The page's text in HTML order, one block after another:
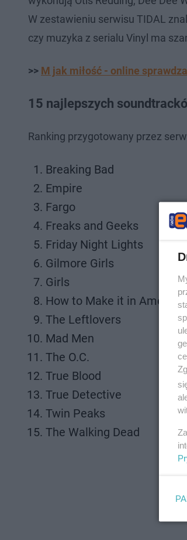
W zestawieniu serwisu TIDAL
czy muzyka z serialu Vinyl ma
>> M jak miłość - online
15 najlepszych
Ranking przygotowany przez
Breaking Bad
Empire
Fargo
Freaks and Geeks
Friday Night Lights
Gilmore Girls
Girls
How to Make it in America
The Leftlovers
Mad Men
The O.C.
True Blood
True Detective
Twin Peaks
The Walking Dead